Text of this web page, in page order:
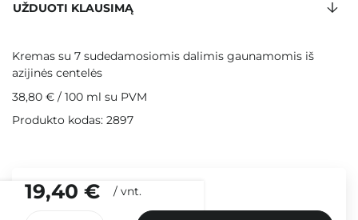
19,40 € / vnt.
UŽDUOTI KLAUSIMĄ
Kremas su 7 sudedamosiomis dalimis gaunamomis iš
azijinės centelės
38,80 € / 100 ml su PVM
Produkto kodas: 2897